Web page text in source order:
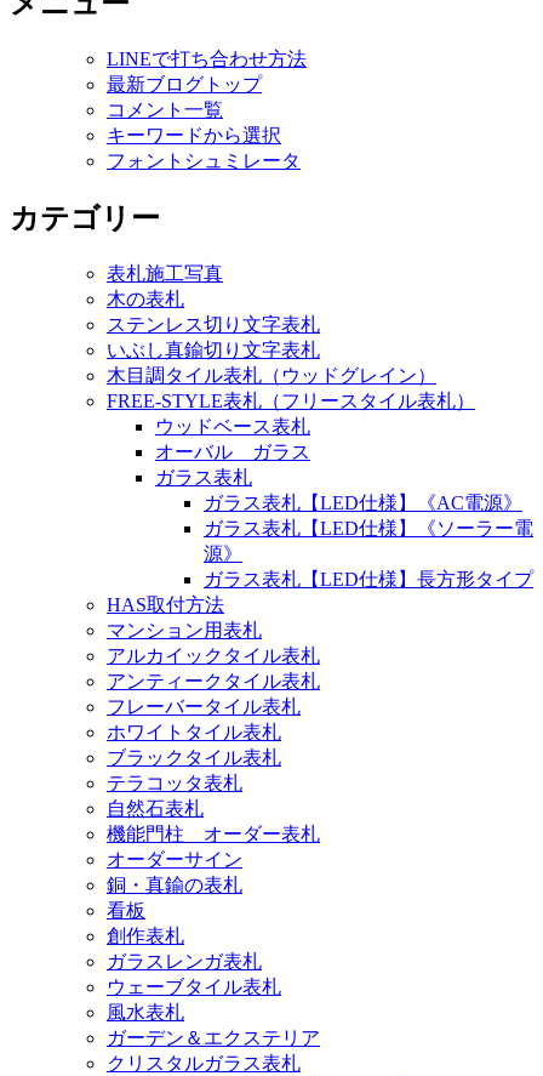
LINEで打ち合わせ方法
最新ブログトップ
コメント一覧
キーワードから選択
フォントシュミレータ
カテゴリー
表札施工写真
木の表札
ステンレス切り文字表札
いぶし真鍮切り文字表札
木目調タイル表札（ウッドグレイン）
FREE-STYLE表札（フリースタイル表札）
ウッドベース表札
オーバル ガラス
ガラス表札
ガラス表札【LED仕様】《AC電源》
ガラス表札【LED仕様】《ソーラー電
源》
ガラス表札【LED仕様】長方形タイプ
HAS取付方法
マンション用表札
アルカイックタイル表札
アンティークタイル表札
フレーバータイル表札
ホワイトタイル表札
ブラックタイル表札
テラコッタ表札
自然石表札
機能門柱 オーダー表札
オーダーサイン
銅・真鍮の表札
看板
創作表札
ガラスレンガ表札
ウェーブタイル表札
風水表札
ガーデン＆エクステリア
クリスタルガラス表札